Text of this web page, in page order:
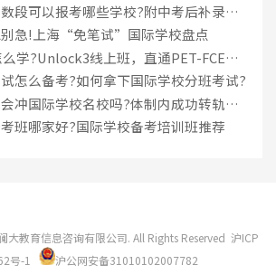
段可以报考哪些学校?附中考后补录关
急!上海“免笔试”国际学校盘点
学?Unlock3线上班，直通PET-FCE进
怎么备考?如何拿下国际学校分班考试?
冲国际学校名校吗?体制内成功转轨案
班哪家好?国际学校备考培训班推荐
教育信息咨询有限公司. All Rights Reserved 沪ICP
号-1
沪公网安备31010102007782